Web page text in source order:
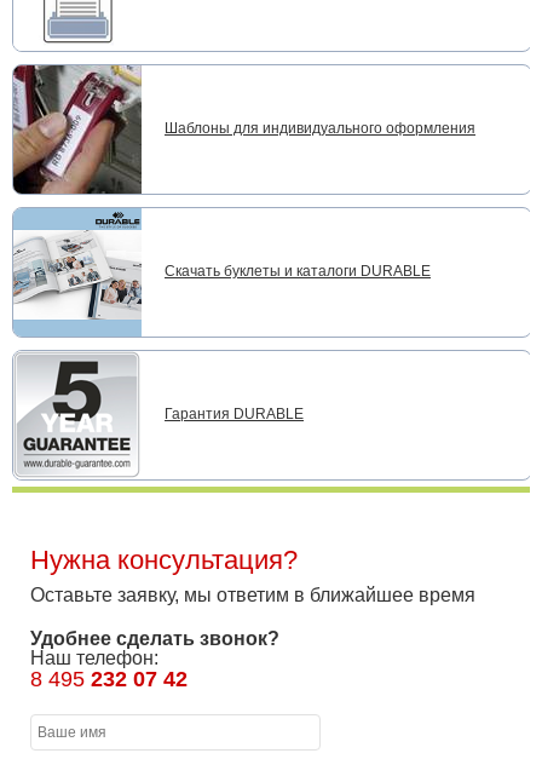
Шаблоны для индивидуального оформления
Скачать буклеты и каталоги DURABLE
Гарантия DURABLE
Нужна консультация?
Оставьте заявку, мы ответим в ближайшее время
Удобнее сделать звонок?
Наш телефон:
8 495 232 07 42